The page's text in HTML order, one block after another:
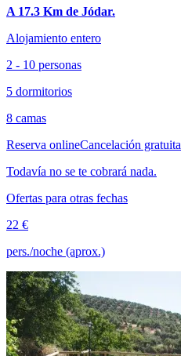
A 17.3 Km de Jódar.
Alojamiento entero
2 - 10 personas
5 dormitorios
8 camas
Reserva onlineCancelación gratuita
Todavía no se te cobrará nada.
Ofertas para otras fechas
22 €
pers./noche (aprox.)